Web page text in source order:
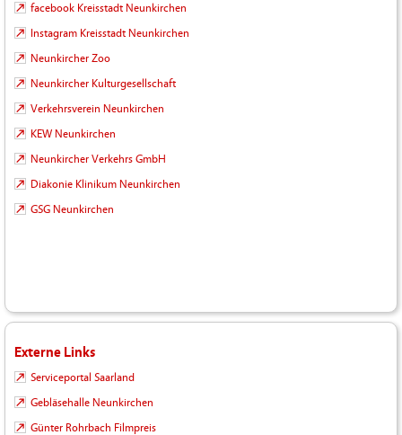
facebook Kreisstadt Neunkirchen
Instagram Kreisstadt Neunkirchen
Neunkircher Zoo
Neunkircher Kulturgesellschaft
Verkehrsverein Neunkirchen
KEW Neunkirchen
Neunkircher Verkehrs GmbH
Diakonie Klinikum Neunkirchen
GSG Neunkirchen
Externe Links
Serviceportal Saarland
Gebläsehalle Neunkirchen
Günter Rohrbach Filmpreis